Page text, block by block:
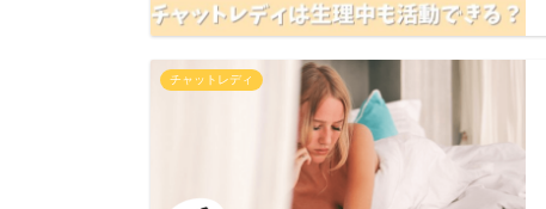
チャットレディ